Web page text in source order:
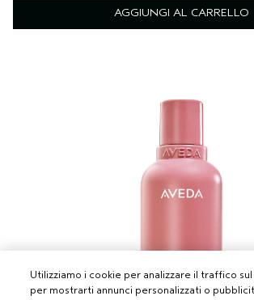
AGGIUNGI AL CARRELLO
Utilizziamo i cookie per analizzare il traffico
per mostrarti annunci personalizzati o